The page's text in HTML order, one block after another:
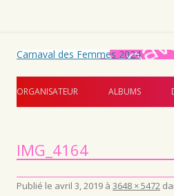
Carnaval des Femmes 2024
ORGANISATEUR ALBUMS
IMG_4164
Publié le avril 3, 2019 à 3648 × 5472